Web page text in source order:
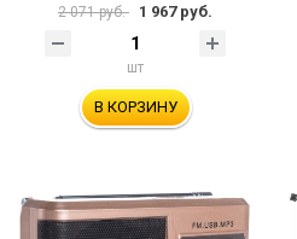
2 071 руб. 1 967 руб.
шт
В КОРЗИНУ